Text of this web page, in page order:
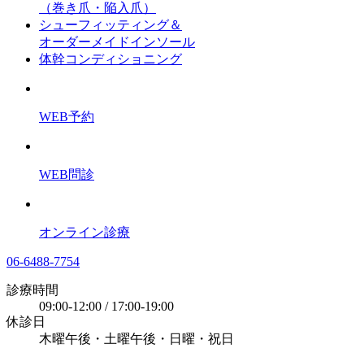
（巻き爪・陥入爪）
シューフィッティング＆
オーダーメイドインソール
体幹コンディショニング
WEB予約
WEB問診
オンライン診療
06-6488-7754
診療時間
09:00-12:00 / 17:00-19:00
休診日
木曜午後・土曜午後・日曜・祝日